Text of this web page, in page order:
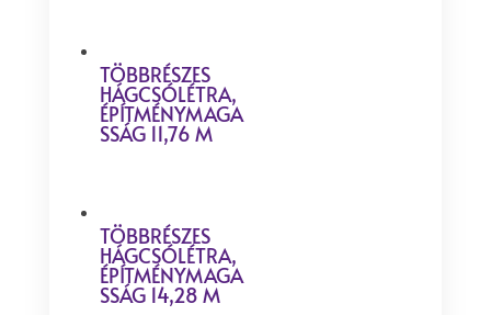
TÖBBRÉSZES
HÁGCSÓLÉTRA,
ÉPÍTMÉNYMAGA
SSÁG 11,76 M
TÖBBRÉSZES
HÁGCSÓLÉTRA,
ÉPÍTMÉNYMAGA
SSÁG 14,28 M